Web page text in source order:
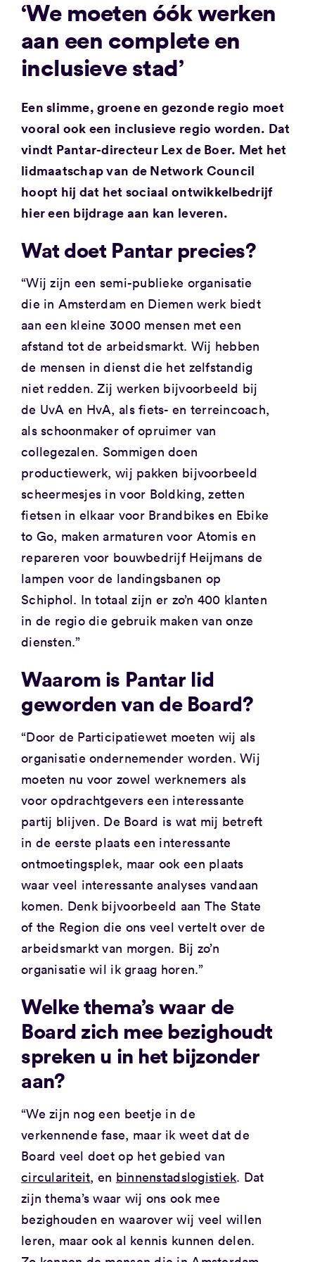
‘We moeten óók werken
aan een complete en
inclusieve stad’
Een slimme, groene en gezonde regio moet
vooral ook een inclusieve regio worden. Dat
vindt Pantar-directeur Lex de Boer. Met het
lidmaatschap van de Network Council
hoopt hij dat het sociaal ontwikkelbedrijf
hier een bijdrage aan kan leveren.
Wat doet Pantar precies?
“Wij zijn een semi-publieke organisatie
die in Amsterdam en Diemen werk biedt
aan een kleine 3000 mensen met een
afstand tot de arbeidsmarkt. Wij hebben
de mensen in dienst die het zelfstandig
niet redden. Zij werken bijvoorbeeld bij
de UvA en HvA, als fiets- en terreincoach,
als schoonmaker of opruimer van
collegezalen. Sommigen doen
productiewerk, wij pakken bijvoorbeeld
scheermesjes in voor Boldking, zetten
fietsen in elkaar voor Brandbikes en Ebike
to Go, maken armaturen voor Atomis en
repareren voor bouwbedrijf Heijmans de
lampen voor de landingsbanen op
Schiphol. In totaal zijn er zo’n 400 klanten
in de regio die gebruik maken van onze
diensten.”
Waarom is Pantar lid
geworden van de Board?
“Door de Participatiewet moeten wij als
organisatie ondernemender worden. Wij
moeten nu voor zowel werknemers als
voor opdrachtgevers een interessante
partij blijven. De Board is wat mij betreft
in de eerste plaats een interessante
ontmoetingsplek, maar ook een plaats
waar veel interessante analyses vandaan
komen. Denk bijvoorbeeld aan The State
of the Region die ons veel vertelt over de
arbeidsmarkt van morgen. Bij zo’n
organisatie wil ik graag horen.”
Welke thema’s waar de
Board zich mee bezighoudt
spreken u in het bijzonder
aan?
“We zijn nog een beetje in de
verkennende fase, maar ik weet dat de
Board veel doet op het gebied van
circulariteit, en binnenstadslogistiek. Dat
zijn thema’s waar wij ons ook mee
bezighouden en waarover wij veel willen
leren, maar ook al kennis kunnen delen.